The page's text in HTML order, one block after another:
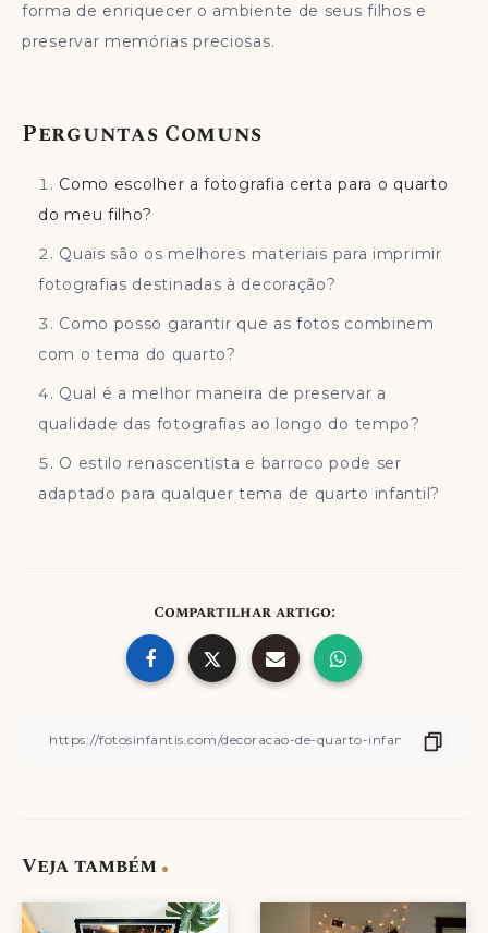
forma de enriquecer o ambiente de seus filhos e
preservar memórias preciosas.
Perguntas Comuns
Como escolher a fotografia certa para o quarto
do meu filho?
Quais são os melhores materiais para imprimir
fotografias destinadas à decoração?
Como posso garantir que as fotos combinem
com o tema do quarto?
Qual é a melhor maneira de preservar a
qualidade das fotografias ao longo do tempo?
O estilo renascentista e barroco pode ser
adaptado para qualquer tema de quarto infantil?
Compartilhar artigo:
Veja também